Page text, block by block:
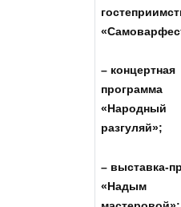
– концертная
программа
«Народный
разгуляй»;
– выставка-
«Надым